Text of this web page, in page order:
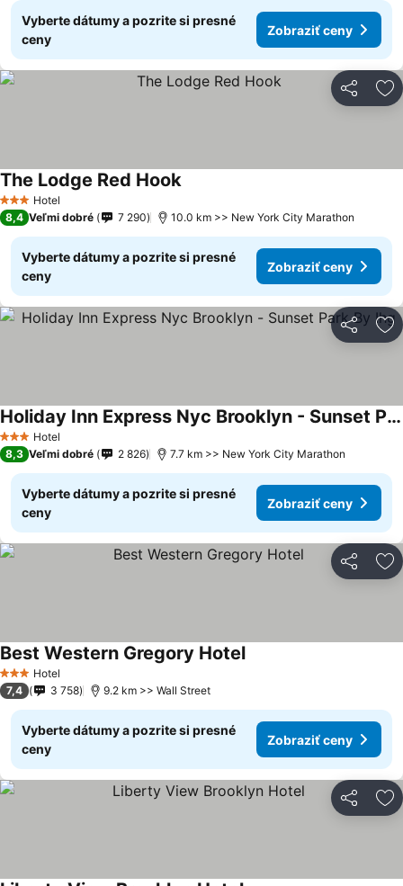
Vyberte dátumy a pozrite si presné
ceny
Zobraziť ceny
Zdieľať
3 Počet hviezdičiek
Hotel
The Lodge Red Hook
8,4 Veľmi dobré 7 290 10.0 km >> New York City Marathon
Vyberte dátumy a pozrite si presné
ceny
Zobraziť ceny
Zdieľať
3 Počet hviezdičiek
Hotel
Holiday Inn Express Nyc Brooklyn - Sunset Park By Ihg
8,3 Veľmi dobré 2 826 7.7 km >> New York City Marathon
Vyberte dátumy a pozrite si presné
ceny
Zobraziť ceny
Zdieľať
3 Počet hviezdičiek
Hotel
Best Western Gregory Hotel
7,4 3 758 9.2 km >> Wall Street
Vyberte dátumy a pozrite si presné
ceny
Zobraziť ceny
Zdieľať